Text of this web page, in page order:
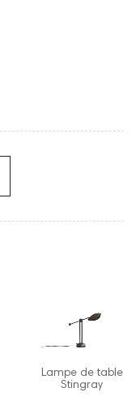
Lampadaire Pearl